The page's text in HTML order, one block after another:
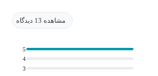
سوالات امتحان شما باشد( .حتما
های خود را برای استاد بفرستید تا
ضعف شما مشخص شود). تمام طول
امتحانی پرداخته شده‌است و اثبات
مشاهده 13 دیدگاه
3
4
5